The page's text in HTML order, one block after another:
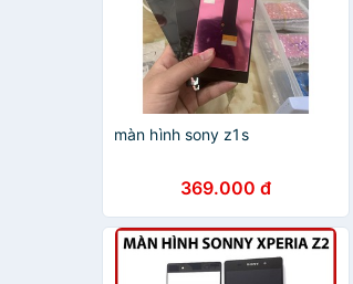
màn hình sony z1s
369.000 đ